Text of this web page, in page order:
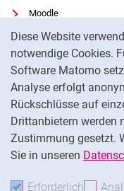
Diese Website
notwendige Cookies.
Software Matomo
Analyse erfolgt
Rückschlüsse auf
Drittanbietern werden
Zustimmung gesetzt.
Sie in unseren
Erforderlich
Moodle
Panopto
Datenschutz
Barrierefreiheit
Transparenter KI-
Impressum